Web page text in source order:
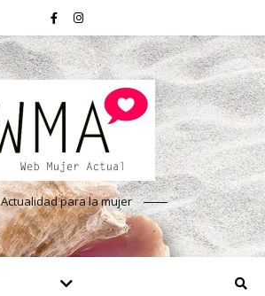
Actualidad para la mujer